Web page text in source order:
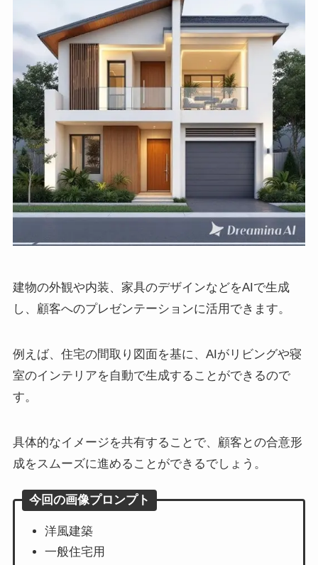
建物の外観や内装、家具のデザインなどをAIで生成
し、顧客へのプレゼンテーションに活用できます。
例えば、住宅の間取り図面を基に、AIがリビングや寝
室のインテリアを自動で生成することができるので
す。
具体的なイメージを共有することで、顧客との合意形
成をスムーズに進めることができるでしょう。
今回の画像プロンプト
洋風建築
一般住宅用